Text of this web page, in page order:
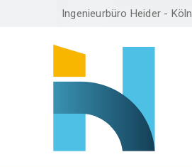
Ingenieurbüro Heider - Köln